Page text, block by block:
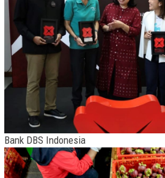
Bank DBS Indonesia